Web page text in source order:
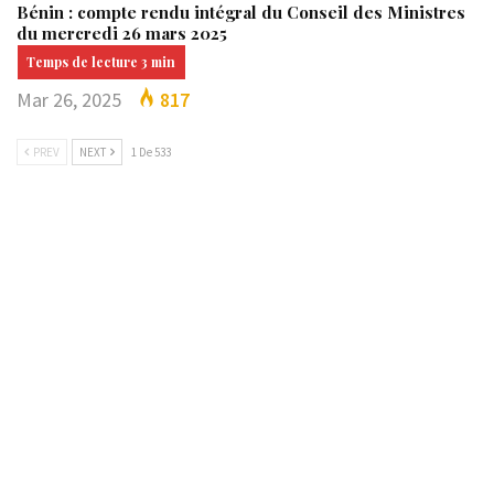
Bénin : compte rendu intégral du Conseil des Ministres
du mercredi 26 mars 2025
Mar 26, 2025 817
PREV NEXT 1 De 533